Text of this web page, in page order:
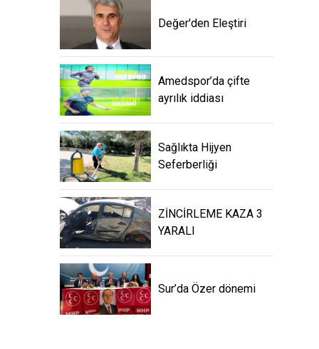
Değer'den Eleştiri
Amedspor’da çifte
ayrılık iddiası
Sağlıkta Hijyen
Seferberliği
ZİNCİRLEME KAZA 3
YARALI
Sur’da Özer dönemi